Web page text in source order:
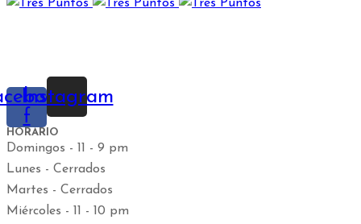
f
Instagram
HORARIO
Domingos - 11 - 9 pm
Lunes - Cerrados
Martes - Cerrados
Miércoles - 11 - 10 pm